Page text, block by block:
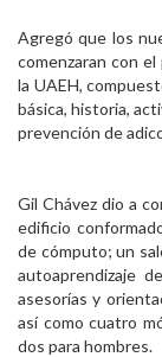
Agregó que los
comenzaran con
la UAEH,
básica, historia,
prevención de
Gil Chávez dio a
edificio
de cómputo; un
autoaprendizaje
asesorías y
así como cuatro
dos para hombres.